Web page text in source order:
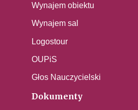
Wynajem obiektu
Wynajem sal
Logostour
OUPiS
Głos Nauczycielski
Dokumenty